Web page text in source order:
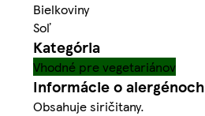
Bielkoviny
Soľ
Kategória
Vhodné pre vegetariánov
Informácie o alergénoch
Obsahuje siričitany.